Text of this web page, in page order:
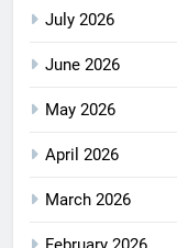
July 2026
June 2026
May 2026
April 2026
March 2026